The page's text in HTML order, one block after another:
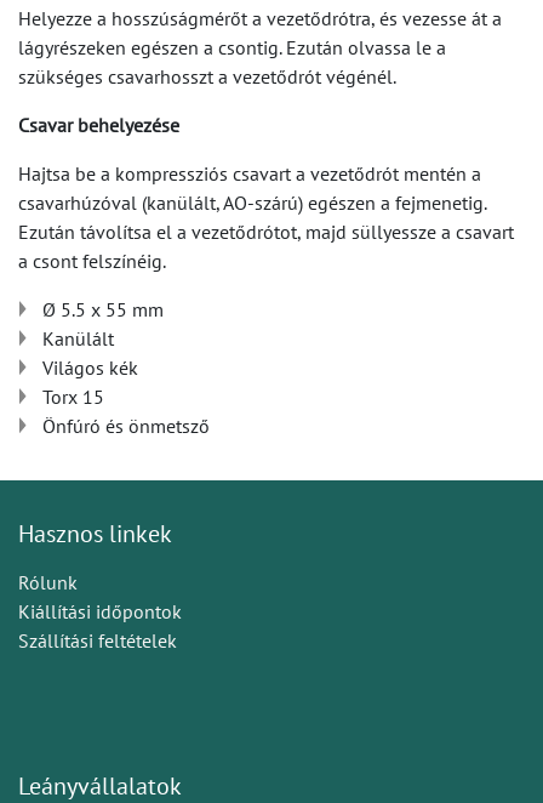
Helyezze a hosszúságmérőt a vezetődrótra, és vezesse át a
lágyrészeken egészen a csontig. Ezután olvassa le a
szükséges csavarhosszt a vezetődrót végénél.
Csavar behelyezése
Hajtsa be a kompressziós csavart a vezetődrót mentén a
csavarhúzóval (kanülált, AO-szárú) egészen a fejmenetig.
Ezután távolítsa el a vezetődrótot, majd süllyessze a csavart
a csont felszínéig.
Ø 5.5 x 55 mm
Kanülált
Világos kék
Torx 15
Önfúró és önmetsző
Hasznos linkek
Rólunk
Kiállítási időpontok
Szállítási feltételek
Leányvállalatok